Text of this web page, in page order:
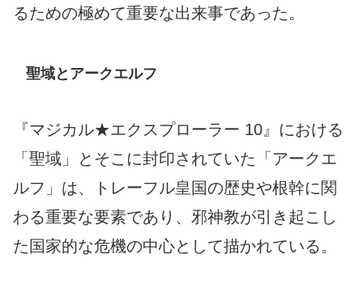
るための極めて重要な出来事であった。
聖域とアークエルフ
『マジカル★エクスプローラー 10』における
「聖域」とそこに封印されていた「アークエ
ルフ」は、トレーフル皇国の歴史や根幹に関
わる重要な要素であり、邪神教が引き起こし
た国家的な危機の中心として描かれている。